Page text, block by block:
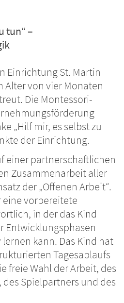
tun“ –
Einrichtung St. Martin
Alter von vier Monaten
Die Montessori-
„Hilf mir, es selbst zu
der Einrichtung.
einer partnerschaftlichen
Zusammenarbeit aller
der „Offenen Arbeit“.
eine vorbereitete
in der das Kind
Entwicklungsphasen
kann. Das Kind hat
Tagesablaufs
freie Wahl der Arbeit, des
des Spielpartners und des